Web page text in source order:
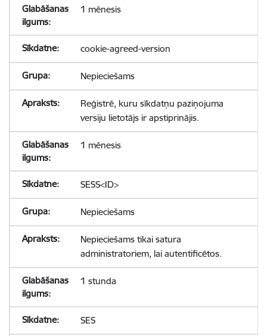
1 mēnesis
cookie-agreed-version
Nepieciešams
Reģistrē, kuru sīkdatņu paziņojuma
versiju lietotājs ir apstiprinājis.
1 mēnesis
SESS<ID>
Nepieciešams
Nepieciešams tikai satura
administratoriem, lai autentificētos.
1 stunda
SES